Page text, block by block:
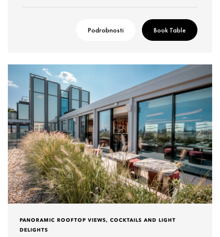
Podrobnosti Book Table
PANORAMIC ROOFTOP VIEWS, COCKTAILS AND LIGHT
DELIGHTS